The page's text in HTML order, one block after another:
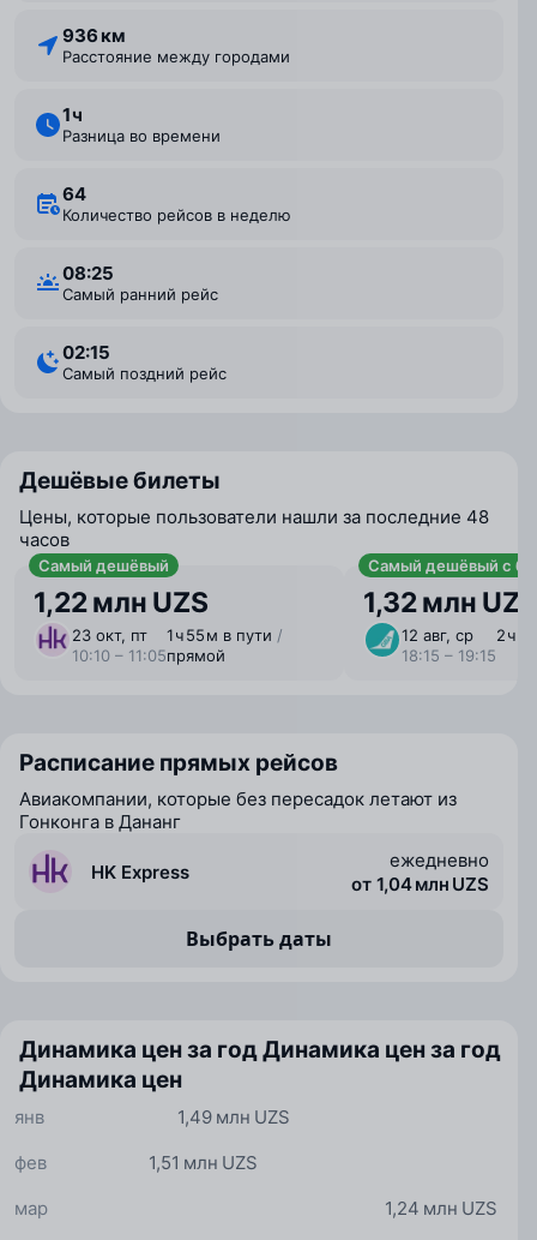
936 км
Расстояние между городами
1 ⁠ч
Разница во времени
64
Количество рейсов в неделю
08:25
Самый ранний рейс
02:15
Самый поздний рейс
Дешёвые билеты
Цены, которые пользователи нашли за последние 48
часов
Самый дешёвый
1,22 млн UZS
23 окт, пт
10:10 – 11:05
1 ⁠ч 55 ⁠м в пути /
прямой
Самый дешёвый с
1,32 млн UZS
12 авг, ср
18:15 – 19:15
2 ⁠ч
Расписание прямых рейсов
Авиакомпании, которые без пересадок летают из
Гонконга в Дананг
HK Express
ежедневно
от 1,04 млн UZS
Выбрать даты
Динамика цен за годДинамика цен за год
Динамика цен
1,49 млн UZS
янв
1,51 млн UZS
фев
1,24 млн UZS
мар